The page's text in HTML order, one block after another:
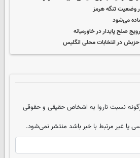
وضعیت تنگه هرمز
می‌شود
صلح پایدار در خاورمیانه
در انتخابات محلی انگلیس
نسبت ناروا به اشخاص حقیقی و حقوقی
یا غیر مرتبط با خبر باشد منتشر نمی‌شود.